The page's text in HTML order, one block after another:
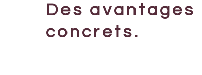
Des avantages
concrets.